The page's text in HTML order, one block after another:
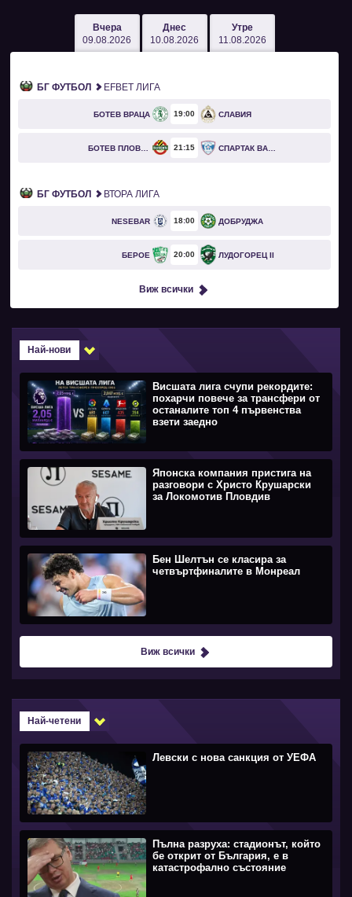
Вчера
09.08.2026
Днес
10.08.2026
Утре
11.08.2026
БГ ФУТБОЛ EFBET ЛИГА
БОТЕВ ВРАЦА 19 00 СЛАВИЯ
БОТЕВ ПЛОВДИВ 21 15 СПАРТАК ВАРНА
БГ ФУТБОЛ ВТОРА ЛИГА
NESEBAR 18 00 ДОБРУДЖА
БЕРОЕ 20 00 ЛУДОГОРЕЦ II
Виж всички
Най-нови
Висшата лига счупи рекордите:
похарчи повече за трансфери от
останалите топ 4 първенства
взети заедно
Японска компания пристига на
разговори с Христо Крушарски
за Локомотив Пловдив
Бен Шелтън се класира за
четвъртфиналите в Монреал
Виж всички
Най-четени
Левски с нова санкция от УЕФА
Пълна разруха: стадионът, който
бе открит от България, е в
катастрофално състояние